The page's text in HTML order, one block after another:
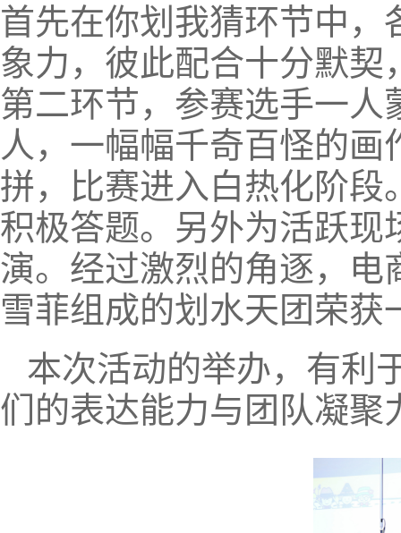
首先在你划我猜环节中
象力，彼此配合十分默
第二环节，参赛选手一
人，一幅幅千奇百怪的
拼，比赛进入白热化阶段
积极答题。另外为活跃现
演。经过激烈的角逐，
雪菲组成的划水天团荣获
本次活动的举办，有利
们的表达能力与团队凝聚